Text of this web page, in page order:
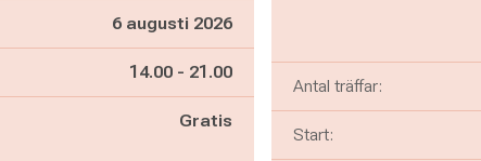
6 augusti 2026
Pågår mellan
14.00 - och
21.00
Gratis
Antal träffar:
Start: